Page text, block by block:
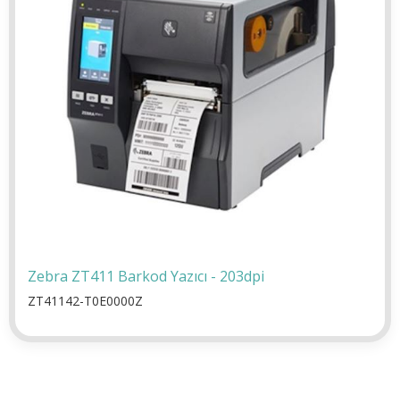
Zebra ZT411 Barkod Yazıcı - 203dpi
ZT41142-T0E0000Z